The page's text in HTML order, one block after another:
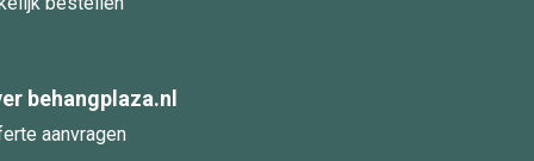
behangplaza.nl
aanvragen